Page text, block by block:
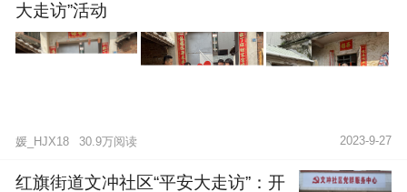
大走访”活动
媛_HJX18 30.9万阅读 2023-9-27
红旗街道文冲社区“平安大走访”：开